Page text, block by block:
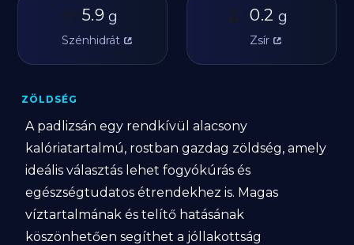
🥔 5.9 g
Szénhidrát
🫒 0.2 g
Zsír
ZÖLDSÉG
A padlizsán egy rendkívül alacsony
kalóriatartalmú, rostban gazdag zöldség, amely
ideális választás lehet fogyókúrás és
egészségtudatos étrendekhez is. Magas
víztartalmának és telítő hatásának
köszönhetően segíthet a jóllakottság